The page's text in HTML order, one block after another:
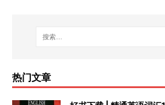
热门文章